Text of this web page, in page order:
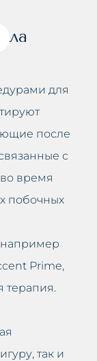
для
после
с
время
побочных
например
Prime,
терапия.
так и